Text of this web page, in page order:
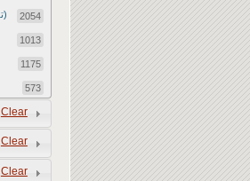
Eyewitness Report (تقريرشاهد عيان) 2054
1013
1175
573
1672
Revenge Killings (القتل بدافع الانتقام) 11
Clear
Clear
Clear